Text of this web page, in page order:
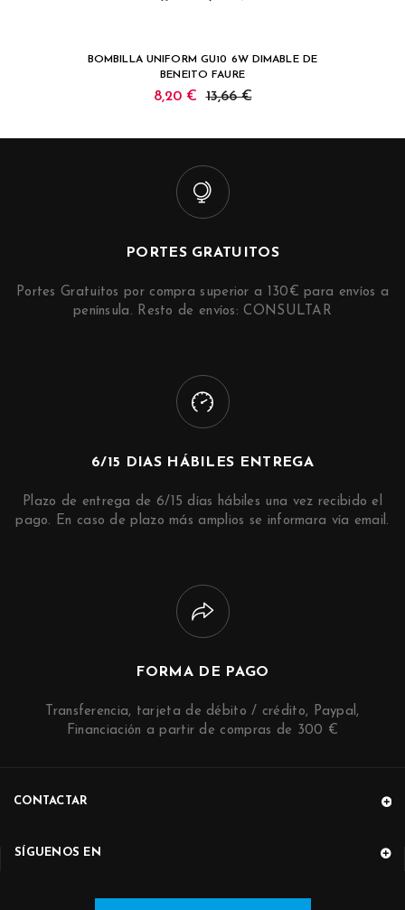
BOMBILLA UNIFORM GU10 6W DIMABLE DE
BENEITO FAURE
8,20 € 13,66 €
PORTES GRATUITOS
Portes Gratuitos por compra superior a 130€ para envíos a
península. Resto de envíos: CONSULTAR
6/15 DIAS HÁBILES ENTREGA
Plazo de entrega de 6/15 días hábiles una vez recibido el
pago. En caso de plazo más amplios se informara vía email.
FORMA DE PAGO
Transferencia, tarjeta de débito / crédito, Paypal,
Financiación a partir de compras de 300 €
CONTACTAR
SÍGUENOS EN